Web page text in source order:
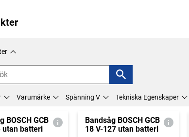
Varumärke Spänning V Tekniska Egenskaper
BOSCH GCB
utan batteri
Bandsåg BOSCH GCB
18 V-127 utan batteri